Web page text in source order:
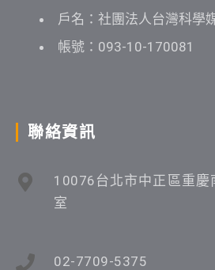
戶名：社團法人台灣科學
帳號：093-10-170081
聯絡資訊
10076台北市中正區重
室
02-7709-5375